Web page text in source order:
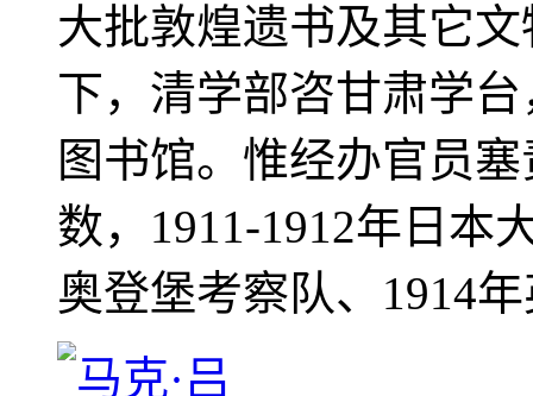
大批敦煌遗书及其它
下，清学部咨甘肃学
图书馆。惟经办官员
数，1911-1912年日本
奥登堡考察队、1914